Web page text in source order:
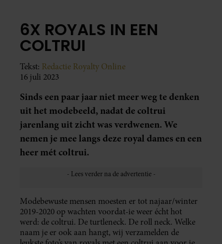
6X ROYALS IN EEN
COLTRUI
Tekst: Redactie Royalty Online
16 juli 2023
Sinds een paar jaar niet meer weg te denken
uit het modebeeld, nadat de coltrui
jarenlang uit zicht was verdwenen. We
nemen je mee langs deze royal dames en een
heer mét coltrui.
Modebewuste mensen moesten er tot najaar/winter
2019-2020 op wachten voordat-ie weer écht hot
werd: de coltrui. De turtleneck. De roll neck. Welke
naam je er ook aan hangt, wij verzamelden de